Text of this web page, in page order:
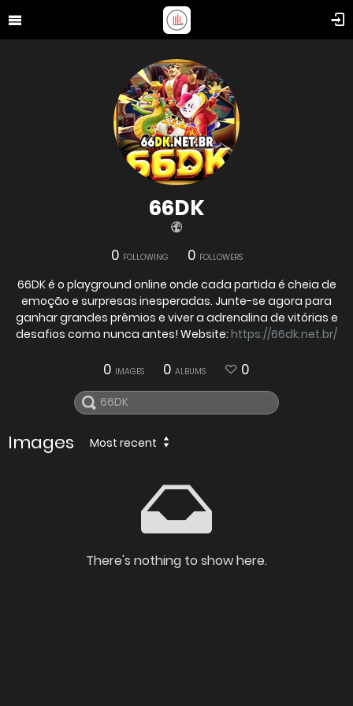
66DK
0 FOLLOWING 0 FOLLOWERS
66DK é o playground online onde cada partida é cheia de
emoção e surpresas inesperadas. Junte-se agora para
ganhar grandes prêmios e viver a adrenalina de vitórias e
desafios como nunca antes! Website: https://66dk.net.br/
0 IMAGES 0 ALBUMS 0
Images Most recent
There's nothing to show here.